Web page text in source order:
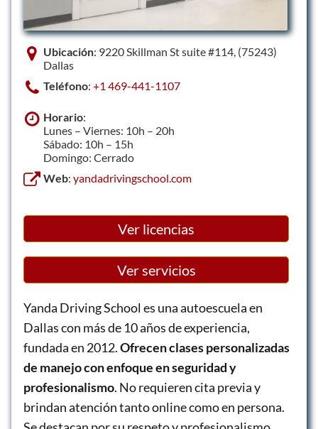
Ubicación: 9220 Skillman St suite #114, (75243)
Dallas
Teléfono: +1 469-441-1107
Horario:
Lunes – Viernes: 10h – 20h
Sábado: 10h – 15h
Domingo: Cerrado
Web: yandadrivingschool.com
Ver licencias
Ver servicios
Yanda Driving School es una autoescuela en
Dallas con más de 10 años de experiencia,
fundada en 2012.Ofrecen clases personalizadas
de manejo con enfoque en seguridad y
profesionalismo. No requieren cita previa y
brindan atención tanto online como en persona.